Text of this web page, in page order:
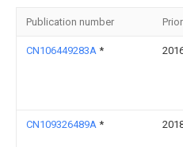
Publication number
CN106449283A *
CN109326489A *